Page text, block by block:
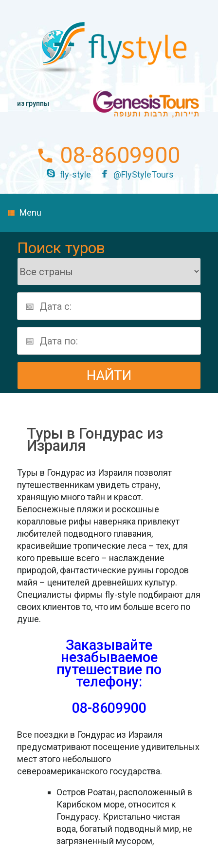
из группы
08-8609900
fly-style @FlyStyleTours
Menu
Поиск туров
Туры в Гондурас из
Израиля
Туры в Гондурас из Израиля позволят
путешественникам увидеть страну,
хранящую много тайн и красот.
Белоснежные пляжи и роскошные
коралловые рифы наверняка привлекут
любителей подводного плавания,
красивейшие тропические леса – тех, для
кого превыше всего – наслаждение
природой, фантастические руины городов
майя – ценителей древнейших культур.
Специалисты фирмы fly-style подбирают для
своих клиентов то, что им больше всего по
душе.
Заказывайте
незабываемое
путешествие по
телефону:
08-8609900
Все поездки в Гондурас из Израиля
предусматривают посещение удивительных
мест этого небольшого
североамериканского государства.
Остров Роатан, расположенный в
Карибском море, относится к
Гондурасу. Кристально чистая
вода, богатый подводный мир, не
загрязненный мусором,